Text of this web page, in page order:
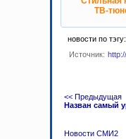
ТВ-
новости по тэгу:
Источник:
<< Предыдущая
Назван самый
Новости СМИ2